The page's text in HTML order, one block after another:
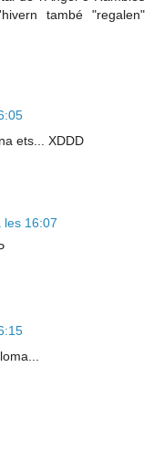
també "regalen"
ets... XDDD
les 16:07